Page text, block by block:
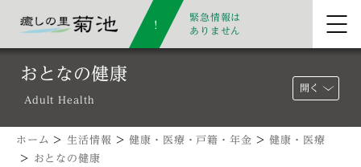
緊急情報は
ありません
おとなの健康
Adult Health
開く
ホーム >生活情報 >健康・医療・戸籍・年金 >健康・医療
>
おとなの健康